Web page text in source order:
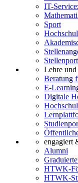
IT-
Sport
Lehre
Beratung
E-
Digitale
engagiert
Alumni
HTWK-
HTWK-